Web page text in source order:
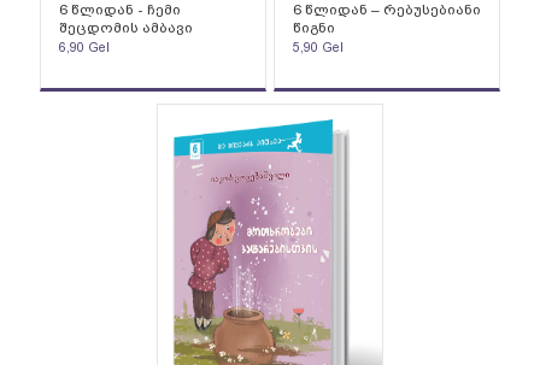
6 წლიდან - ჩემი
შეცდომის ამბავი
6,90 Gel
6 წლიდან – რებუსებიანი
წიგნი
5,90 Gel